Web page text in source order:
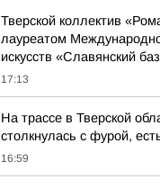
Тверской коллектив
лауреатом
искусств «Славянский
17:13
На трассе в Тверской
столкнулась с фурой,
16:59